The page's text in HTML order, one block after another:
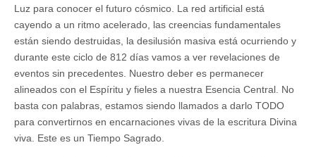
Luz para conocer el futuro cósmico. La red artificial está
cayendo a un ritmo acelerado, las creencias fundamentales
están siendo destruidas, la desilusión masiva está ocurriendo y
durante este ciclo de 812 días vamos a ver revelaciones de
eventos sin precedentes. Nuestro deber es permanecer
alineados con el Espíritu y fieles a nuestra Esencia Central. No
basta con palabras, estamos siendo llamados a darlo TODO
para convertirnos en encarnaciones vivas de la escritura Divina
viva. Este es un Tiempo Sagrado.